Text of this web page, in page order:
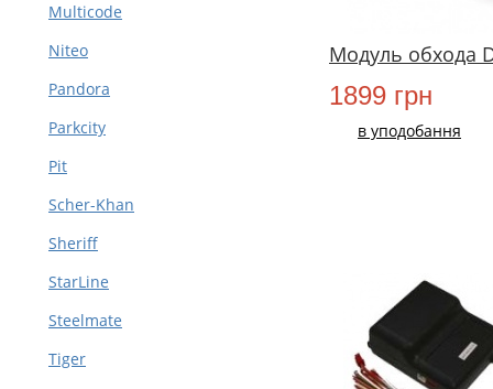
Multicode
Niteo
Pandora
Parkcity
Pit
Scher-Khan
Sheriff
StarLine
Steelmate
Tiger
Модуль обхода
1899 грн
в уподобання